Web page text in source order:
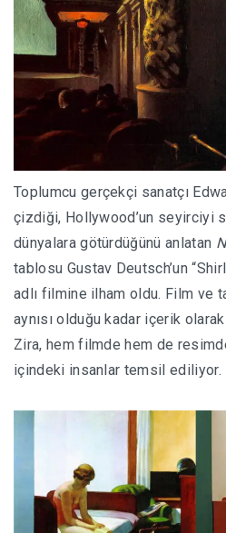
Toplumcu gerçekçi sanatçı
çizdiği, Hollywood’un seyirciyi
dünyalara götürdüğünü anlatan
tablosu Gustav Deutsch’un
adlı filmine ilham oldu. Film ve
aynısı olduğu kadar içerik
Zira, hem filmde hem de
içindeki insanlar temsil ediliyor.